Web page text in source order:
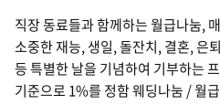
직장 동료들과 함께하는 월급나눔,
소중한 재능, 생일, 돌잔치, 결혼, 은
등 특별한 날을 기념하여 기부하는
기준으로 1%를 정함 웨딩나눔 / 월